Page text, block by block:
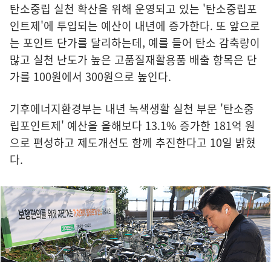
탄소중립 실천 확산을 위해 운영되고 있는 '탄소중립포
인트제'에 투입되는 예산이 내년에 증가한다. 또 앞으로
는 포인트 단가를 달리하는데, 예를 들어 탄소 감축량이
많고 실천 난도가 높은 고품질재활용품 배출 항목은 단
가를 100원에서 300원으로 높인다.
기후에너지환경부는 내년 녹색생활 실천 부문 '탄소중
립포인트제' 예산을 올해보다 13.1% 증가한 181억 원
으로 편성하고 제도개선도 함께 추진한다고 10일 밝혔
다.